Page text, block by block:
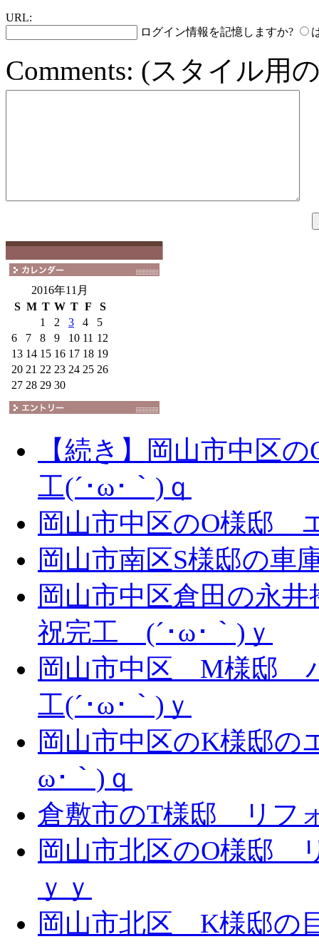
URL:
ログイン情報を記憶しますか?
Comments: (スタイル用
2016年11月
S M T W T F
S
1
2 3 4
5
6
7 8 9 10 11 12
13 14 15 16 17 18 19
20 21 22 23 24 25 26
27 28 29 30
【続き】岡山市中区
工(´･ω･｀)ｑ
岡山市中区のO様邸
岡山市南区S様邸の車
岡山市中区倉田の永
祝完工 (´･ω･｀)ｙ
岡山市中区 M様邸
工(´･ω･｀)ｙ
岡山市中区のK様邸の
ω･｀)ｑ
倉敷市のT様邸 リフ
岡山市北区のO様邸
ｙｙ
岡山市北区 K様邸の